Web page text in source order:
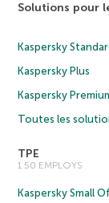
Solutions pour
Kaspersky
Kaspersky Plus
Kaspersky
Toutes les
TPE
1 50 EMPLOYS
Kaspersky Small